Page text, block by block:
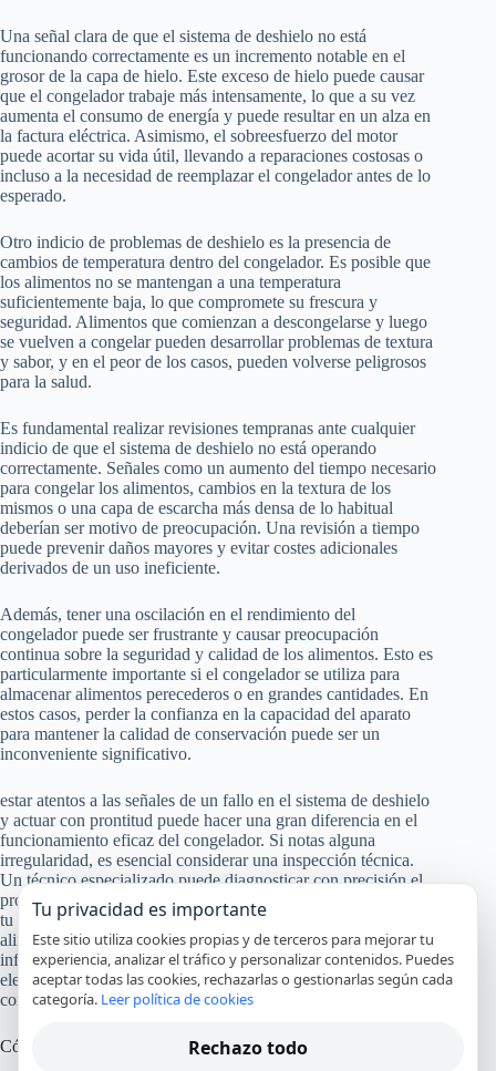
Una señal clara de que el sistema de deshielo no está
funcionando correctamente es un incremento notable en el
grosor de la capa de hielo. Este exceso de hielo puede causar
que el congelador trabaje más intensamente, lo que a su vez
aumenta el consumo de energía y puede resultar en un alza en
la factura eléctrica. Asimismo, el sobreesfuerzo del motor
puede acortar su vida útil, llevando a reparaciones costosas o
incluso a la necesidad de reemplazar el congelador antes de lo
esperado.
Otro indicio de problemas de deshielo es la presencia de
cambios de temperatura dentro del congelador. Es posible que
los alimentos no se mantengan a una temperatura
suficientemente baja, lo que compromete su frescura y
seguridad. Alimentos que comienzan a descongelarse y luego
se vuelven a congelar pueden desarrollar problemas de textura
y sabor, y en el peor de los casos, pueden volverse peligrosos
para la salud.
Es fundamental realizar revisiones tempranas ante cualquier
indicio de que el sistema de deshielo no está operando
correctamente. Señales como un aumento del tiempo necesario
para congelar los alimentos, cambios en la textura de los
mismos o una capa de escarcha más densa de lo habitual
deberían ser motivo de preocupación. Una revisión a tiempo
puede prevenir daños mayores y evitar costes adicionales
derivados de un uso ineficiente.
Además, tener una oscilación en el rendimiento del
congelador puede ser frustrante y causar preocupación
continua sobre la seguridad y calidad de los alimentos. Esto es
particularmente importante si el congelador se utiliza para
almacenar alimentos perecederos o en grandes cantidades. En
estos casos, perder la confianza en la capacidad del aparato
para mantener la calidad de conservación puede ser un
inconveniente significativo.
estar atentos a las señales de un fallo en el sistema de deshielo
y actuar con prontitud puede hacer una gran diferencia en el
funcionamiento eficaz del congelador. Si notas alguna
irregularidad, es esencial considerar una inspección técnica.
Un técnico especializado puede diagnosticar con precisión el
problema y proporcionar soluciones efectivas, asegurando que
tu congelador mantenga un rendimiento óptimo y tus
alimentos se conserven de manera segura. Para más
información sobre cómo abordar problemas en
electrodomésticos y consejos de mantenimiento, puedes
consultar recursos de servicio técnico especializado.
Cómo prevenir la acumulación de hielo
Tu privacidad es importante
Este sitio utiliza cookies propias y de terceros para mejorar tu
experiencia, analizar el tráfico y personalizar contenidos. Puedes
aceptar todas las cookies, rechazarlas o gestionarlas según cada
categoría. Leer política de cookies
Rechazo todo